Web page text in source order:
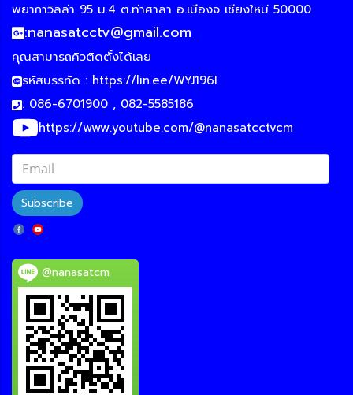
พยากาวิลล่า 95 ม.4 ต.ท่าศาลา อ.เมืองจ เชียงใหม่ 50000
:nanasatcctv@gmail.com
คุณสามารถคิวติดตั้งได้เลย
รหัสบรรทัด : https://lin.ee/WYJ196I
: 086-6701900 , 082-5585186
https://www.youtube.com/@nanasatcctvcm
Subscribe
@nanasatcm